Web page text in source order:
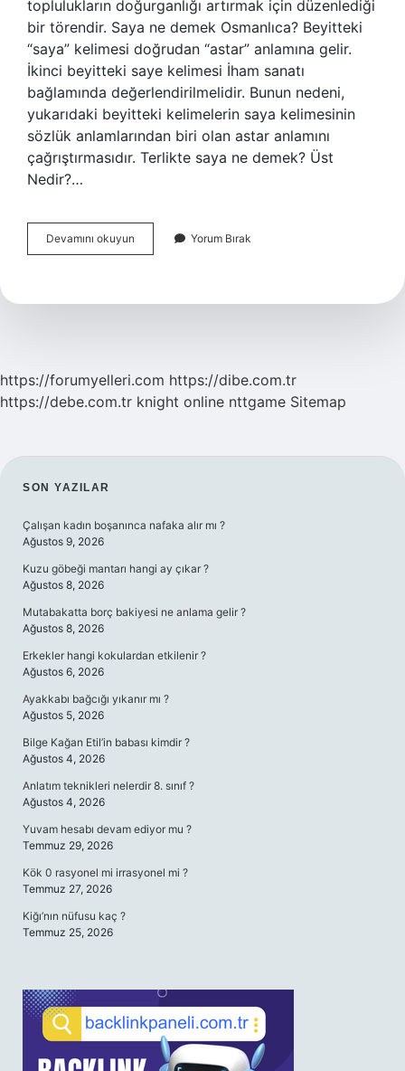
toplulukların doğurganlığı artırmak için düzenlediği
bir törendir. Saya ne demek Osmanlıca? Beyitteki
“saya” kelimesi doğrudan “astar” anlamına gelir.
İkinci beyitteki saye kelimesi İham sanatı
bağlamında değerlendirilmelidir. Bunun nedeni,
yukarıdaki beyitteki kelimelerin saya kelimesinin
sözlük anlamlarından biri olan astar anlamını
çağrıştırmasıdır. Terlikte saya ne demek? Üst
Nedir?…
Devamını okuyun
Saya
Yorum Bırak
https://forumyelleri.com https://dibe.com.tr
https://debe.com.tr knight online nttgame Sitemap
SIDEBAR
SON YAZILAR
Çalışan kadın boşanınca nafaka alır mı ?
Ağustos 9, 2026
Kuzu göbeği mantarı hangi ay çıkar ?
Ağustos 8, 2026
Mutabakatta borç bakiyesi ne anlama gelir ?
Ağustos 8, 2026
Erkekler hangi kokulardan etkilenir ?
Ağustos 6, 2026
Ayakkabı bağcığı yıkanır mı ?
Ağustos 5, 2026
Bilge Kağan Etil’in babası kimdir ?
Ağustos 4, 2026
Anlatım teknikleri nelerdir 8. sınıf ?
Ağustos 4, 2026
Yuvam hesabı devam ediyor mu ?
Temmuz 29, 2026
Kök 0 rasyonel mi irrasyonel mi ?
Temmuz 27, 2026
Kiğı’nın nüfusu kaç ?
Temmuz 25, 2026